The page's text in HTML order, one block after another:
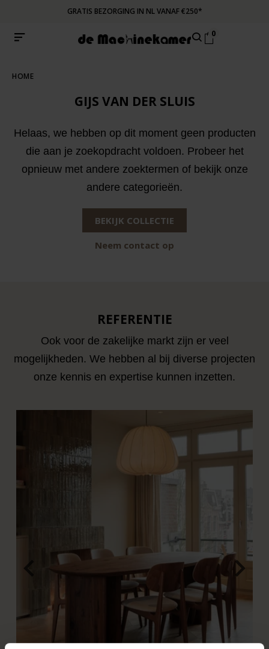
GRATIS BEZORGING IN NL VANAF €250*
0
HOME
GIJS VAN DER SLUIS
Helaas, we hebben op dit moment geen producten
die aan je zoekopdracht voldoen. Probeer het
opnieuw met andere zoektermen of bekijk onze
andere categorieën.
BEKIJK COLLECTIE
Neem contact op
REFERENTIE
Ook voor de zakelijke markt zijn er veel
mogelijkheden. We hebben al bij diverse projecten
onze kennis en expertise kunnen inzetten.